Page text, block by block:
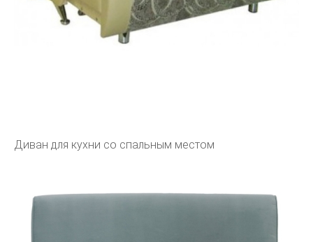
Диван для кухни со спальным местом